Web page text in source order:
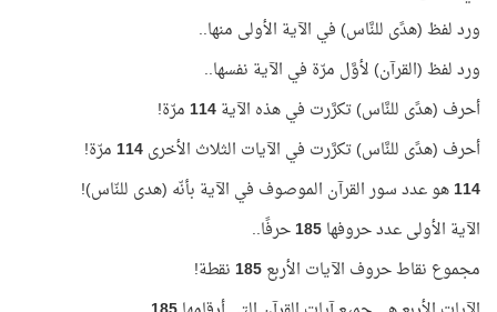
ورد لفظ (هدًى للنَّاس) في الآية الأولى منها..
ورد لفظ (القرآن) لأوَّل مرّة في الآية نفسها..
أحرف (هدًى للنَّاس) تكرَّرت في هذه الآية114مرّة!
أحرف (هدًى للنَّاس) تكرَّرت في الآيات الثلاث الأخرى114مرّة!
114هو عدد سور القرآن الموصوف في الآية بأنّه (هدى للنّاس)!
الآية الأولى عدد حروفها185حرفًا..
مجموع نقاط حروف الآيات الأربع185نقطة!